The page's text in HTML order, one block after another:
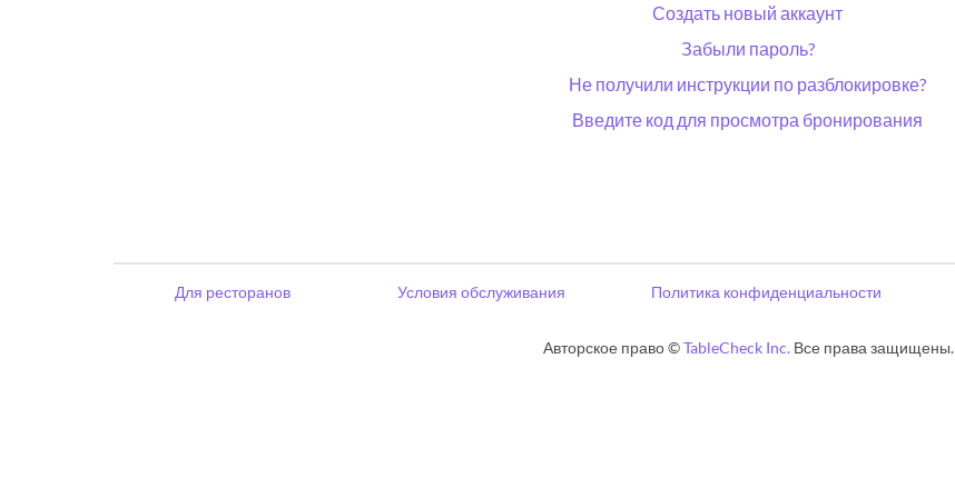
Создать новый аккаунт
Забыли пароль?
Не получили инструкции по разблокировке?
Введите код для просмотра бронирования
Для ресторанов Условия обслуживания Политика конфиденциальности
Авторское право ©TableCheck Inc.Все права защищены.